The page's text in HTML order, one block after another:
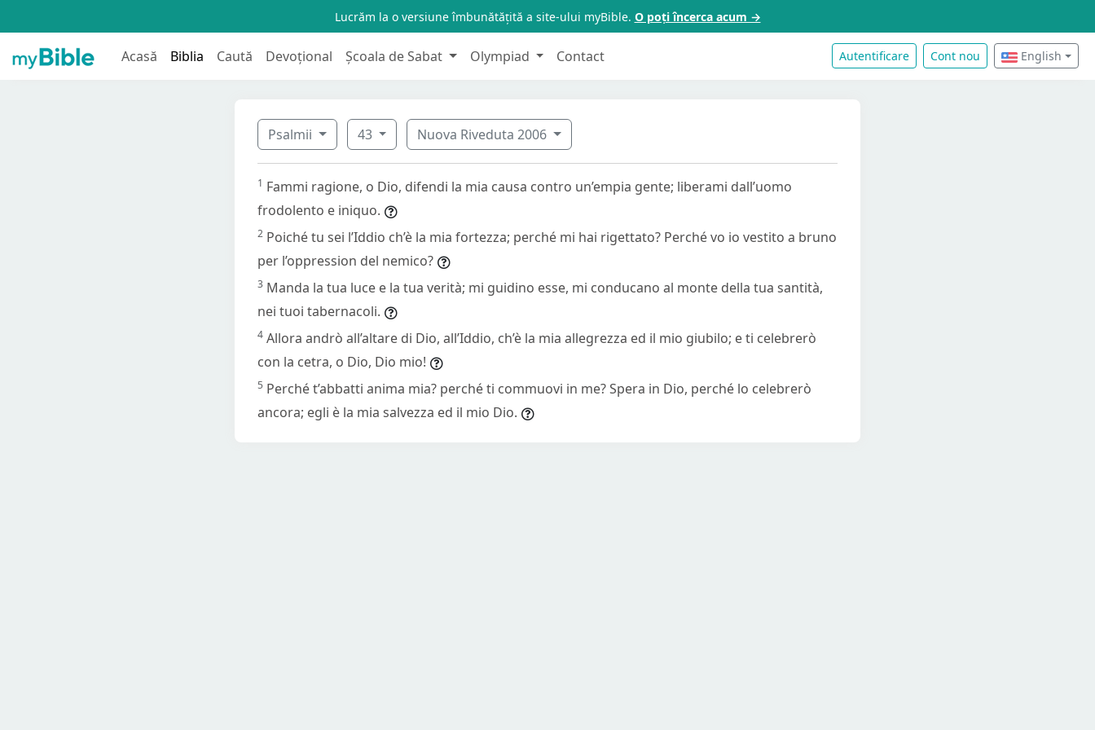
Lucrăm la o versiune îmbunătățită a site-ului myBible. O poți încerca acum →
Acasă Biblia Caută Devoțional Școala de Sabat Olympiad Contact Autentificare Cont nou English
Psalmii 43 Nuova Riveduta 2006
1 Fammi ragione, o Dio, difendi la mia causa contro un’empia gente; liberami dall’uomo
frodolento e iniquo.
2 Poiché tu sei l’Iddio ch’è la mia fortezza; perché mi hai rigettato? Perché vo io vestito a bruno
per l’oppression del nemico?
3 Manda la tua luce e la tua verità; mi guidino esse, mi conducano al monte della tua santità,
nei tuoi tabernacoli.
4 Allora andrò all’altare di Dio, all’Iddio, ch’è la mia allegrezza ed il mio giubilo; e ti celebrerò
con la cetra, o Dio, Dio mio!
5 Perché t’abbatti anima mia? perché ti commuovi in me? Spera in Dio, perché lo celebrerò
ancora; egli è la mia salvezza ed il mio Dio.